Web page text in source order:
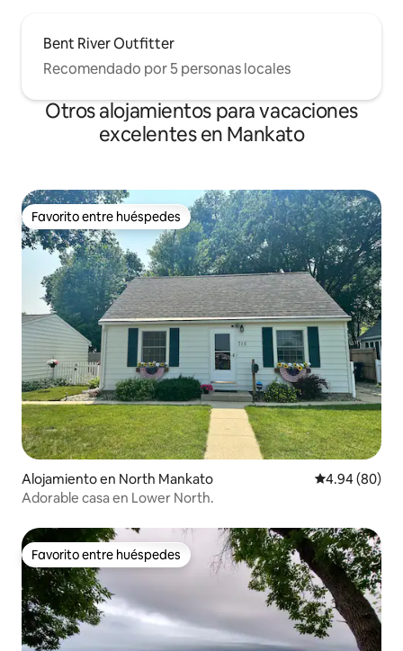
Bent River Outfitter
Recomendado por 5 personas locales
Otros alojamientos para vacaciones
excelentes en Mankato
Favorito entre huéspedes
Favorito entre huéspedes
Alojamiento en North Mankato Calificación
4.94 (80)
Adorable casa en Lower North.
Favorito entre huéspedes
Favorito entre huéspedes